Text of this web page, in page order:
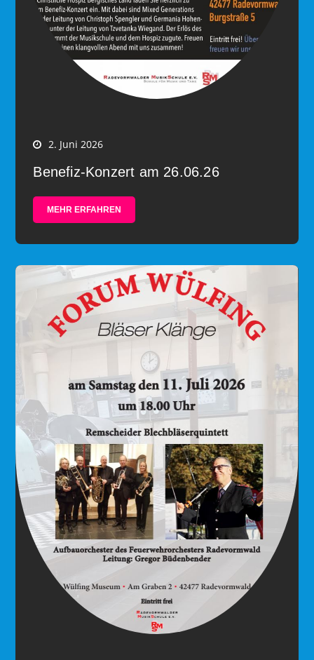
2. Juni 2026
Benefiz-Konzert am 26.06.26
MEHR ERFAHREN